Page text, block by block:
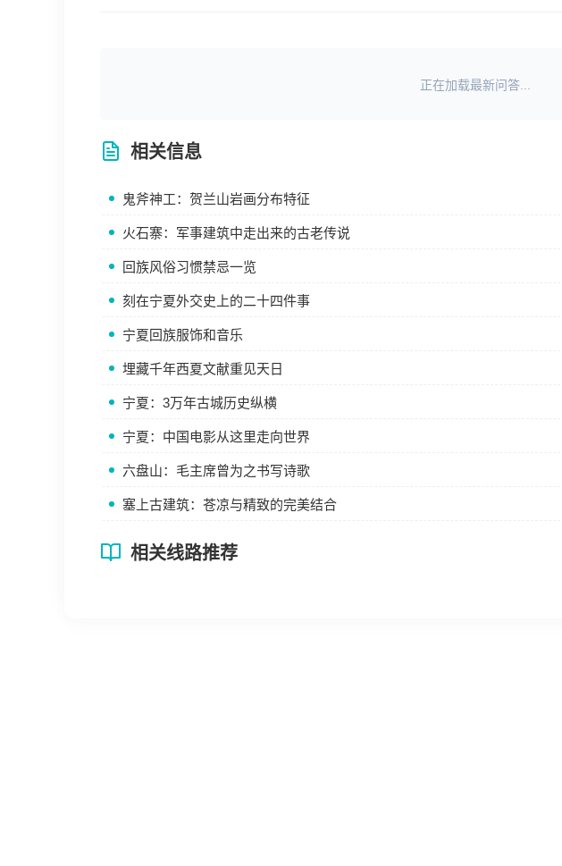
正在加载最新问答...
相关信息
鬼斧神工：贺兰山岩画分布特征
火石寨：军事建筑中走出来的古老传说
回族风俗习惯禁忌一览
刻在宁夏外交史上的二十四件事
宁夏回族服饰和音乐
埋藏千年西夏文献重见天日
宁夏：3万年古城历史纵横
宁夏：中国电影从这里走向世界
六盘山：毛主席曾为之书写诗歌
塞上古建筑：苍凉与精致的完美结合
相关线路推荐